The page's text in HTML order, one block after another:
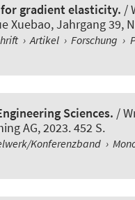
gradient elasticity. /
Xuebao, Jahrgang 39,
› Artikel › Forschung ›
Sciences. /
AG, 2023. 452 S.
Konferenzband ›